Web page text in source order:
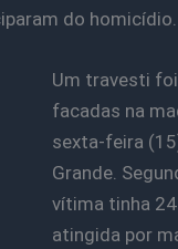
do homicídio.
Um travesti
facadas na
sexta-feira
Grande.
vítima tinha
atingida por